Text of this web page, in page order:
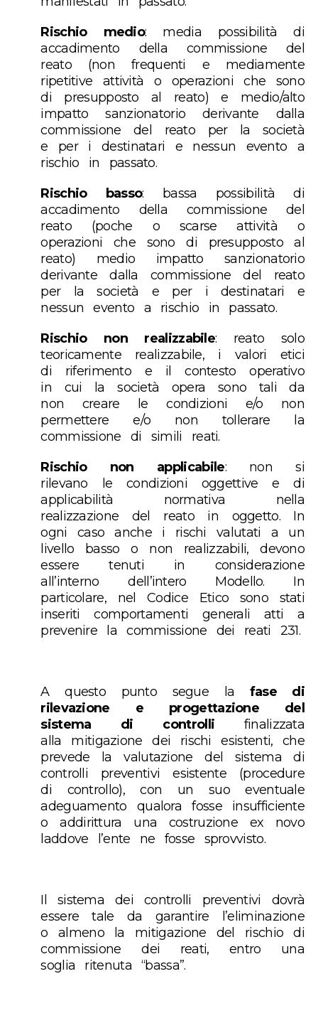
Rischio medio: media possibilità di
accadimento della commissione del
reato (non frequenti e mediamente
ripetitive attività o operazioni che sono
di presupposto al reato) e medio/alto
impatto sanzionatorio derivante dalla
commissione del reato per la società
e per i destinatari e nessun evento a
rischio in passato.
Rischio basso: bassa possibilità di
accadimento della commissione del
reato (poche o scarse attività o
operazioni che sono di presupposto al
reato) medio impatto sanzionatorio
derivante dalla commissione del reato
per la società e per i destinatari e
nessun evento a rischio in passato.
Rischio non realizzabile: reato solo
teoricamente realizzabile, i valori etici
di riferimento e il contesto operativo
in cui la società opera sono tali da
non creare le condizioni e/o non
permettere e/o non tollerare la
commissione di simili reati.
Rischio non applicabile: non si
rilevano le condizioni oggettive e di
applicabilità normativa nella
realizzazione del reato in oggetto. In
ogni caso anche i rischi valutati a un
livello basso o non realizzabili, devono
essere tenuti in considerazione
all’interno dell’intero Modello. In
particolare, nel Codice Etico sono stati
inseriti comportamenti generali atti a
prevenire la commissione dei reati 231.
A questo punto segue la fase di
rilevazione e progettazione del
sistema di controlli finalizzata
alla mitigazione dei rischi esistenti, che
prevede la valutazione del sistema di
controlli preventivi esistente (procedure
di controllo), con un suo eventuale
adeguamento qualora fosse insufficiente
o addirittura una costruzione ex novo
laddove l’ente ne fosse sprovvisto.
Il sistema dei controlli preventivi dovrà
essere tale da garantire l’eliminazione
o almeno la mitigazione del rischio di
commissione dei reati, entro una
soglia ritenuta “bassa”.